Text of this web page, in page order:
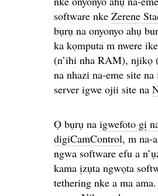
software nke Zerene
bụrụ na onyonyo ahụ
ka kọmputa m nwere
(n’ihi nha RAM), njikọ
na nhazi na-eme site
server igwe ojii site na
Ọ bụrụ na igwefoto gị
digiCamControl, m na-
ngwa software efu a
kama ịzụta ngwọta
tethering nke a ma